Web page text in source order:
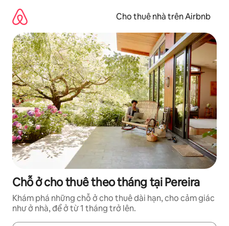
dung
Cho thuê nhà trên Airbnb
Chỗ ở cho thuê theo tháng tại Pereira
Khám phá những chỗ ở cho thuê dài hạn, cho cảm giác
như ở nhà, để ở từ 1 tháng trở lên.